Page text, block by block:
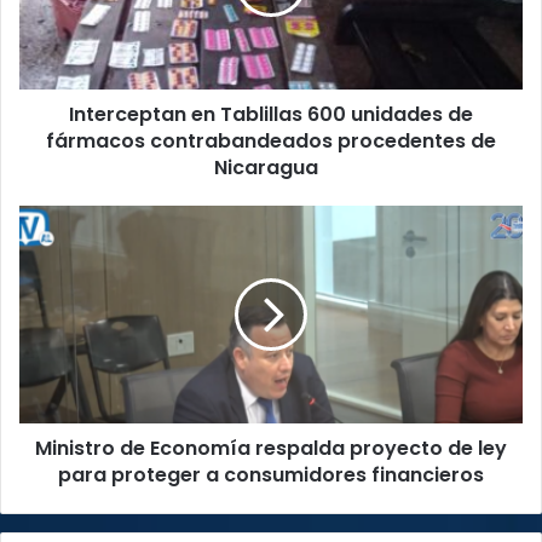
de
fármacos
contrabandeados
procedentes
Nicaragua
Interceptan en Tablillas 600 unidades de
fármacos contrabandeados procedentes de
Nicaragua
Ministro
de
Economía
respalda
proyecto
para
proteger
consumidores
Ministro de Economía respalda proyecto de ley
para proteger a consumidores financieros